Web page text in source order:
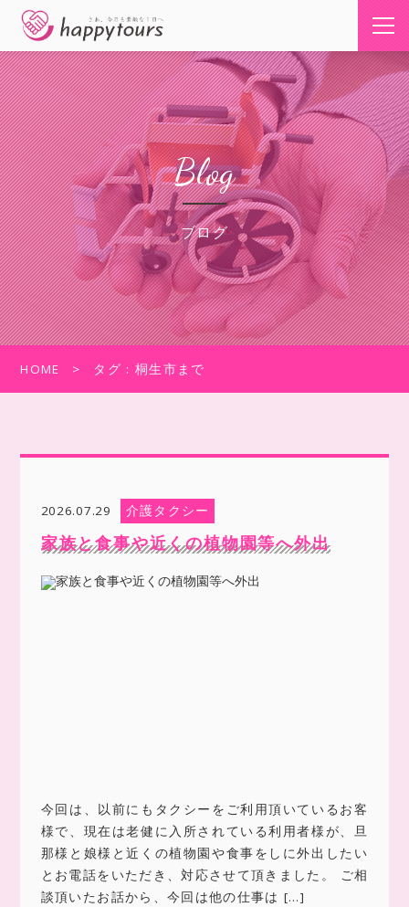
Blog
ブログ
HOME タグ : 桐生市まで
2026.07.29 介護タクシー
家族と食事や近くの植物園等へ外出
今回は、以前にもタクシーをご利用頂いているお客
様で、現在は老健に入所されている利用者様が、旦
那様と娘様と近くの植物園や食事をしに外出したい
とお電話をいただき、対応させて頂きました。 ご相
談頂いたお話から、今回は他の仕事は […]